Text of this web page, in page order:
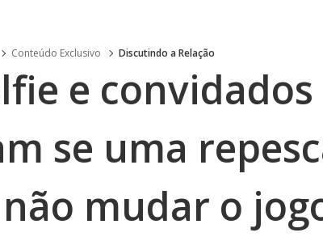
Conteúdo Exclusivo Discutindo a Relação
e convidados
se uma
mudar o